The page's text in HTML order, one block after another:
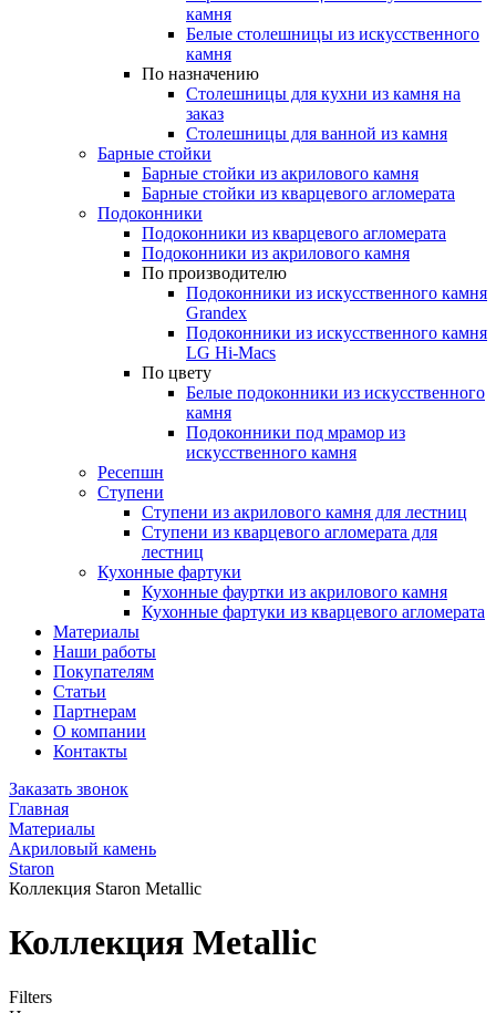
камня
Белые столешницы из искусственного
камня
По назначению
Столешницы для кухни из камня на
заказ
Столешницы для ванной из камня
Барные стойки
Барные стойки из акрилового камня
Барные стойки из кварцевого агломерата
Подоконники
Подоконники из кварцевого агломерата
Подоконники из акрилового камня
По производителю
Подоконники из искусственного камня
Grandex
Подоконники из искусственного камня
LG Hi-Macs
По цвету
Белые подоконники из искусственного
камня
Подоконники под мрамор из
искусственного камня
Ресепшн
Ступени
Ступени из акрилового камня для лестниц
Ступени из кварцевого агломерата для
лестниц
Кухонные фартуки
Кухонные фауртки из акрилового камня
Кухонные фартуки из кварцевого агломерата
Материалы
Наши работы
Покупателям
Статьи
Партнерам
О компании
Контакты
Заказать звонок
Главная
Материалы
Акриловый камень
Staron
Коллекция Staron Metallic
Коллекция Metallic
Filters